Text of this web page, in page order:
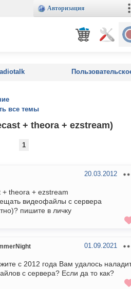
Авторизация
все темы
+ theora + ezstream)
1
20.03.2012
+ theora + ezstream
видеофайлы с сервера
пишите в личку
01.09.2021
с 2012 года Вам удалось
с сервера? Если да то как?